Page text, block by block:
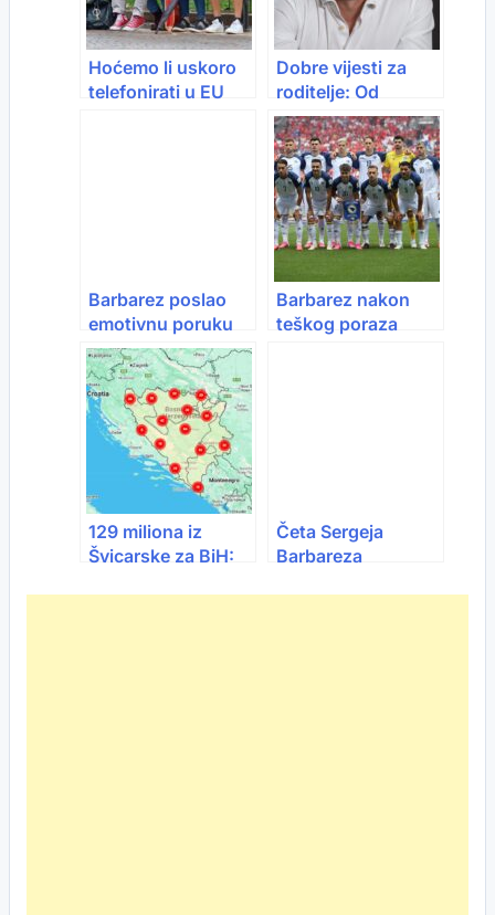
Hoćemo li uskoro
telefonirati u EU
Dobre vijesti za
roditelje: Od
narednog mjeseca
povećava se dječiji
doplatak
Barbarez poslao
emotivnu poruku
naciji: “Snovi još
traju, ne
odustajemo od
naše Bosne i
Hercegovine”
Barbarez nakon
teškog poraza
129 miliona iz
Švicarske za BiH:
Četa Sergeja
Barbareza